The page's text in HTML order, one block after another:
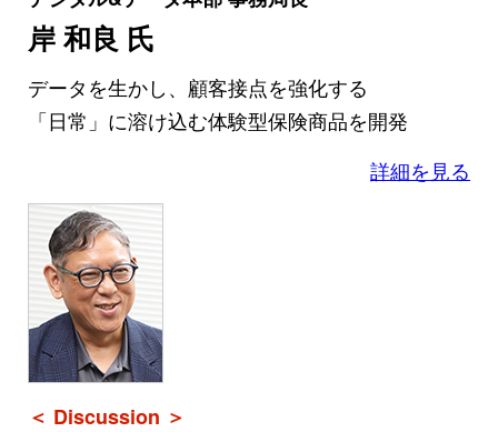
岸 和良 氏
データを生かし、顧客接点を強化する
「日常」に溶け込む体験型保険商品を開発
詳細を見る
＜ Discussion ＞